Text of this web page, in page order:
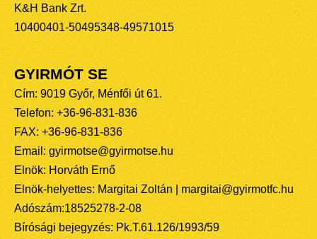
K&H Bank Zrt.
10400401-50495348-49571015
GYIRMÓT SE
Cím: 9019 Győr, Ménfői út 61.
Telefon: +36-96-831-836
FAX: +36-96-831-836
Email: gyirmotse@gyirmotse.hu
Elnök: Horváth Ernő
Elnök-helyettes: Margitai Zoltán | margitai@gyirmotfc.hu
Adószám:18525278-2-08
Bírósági bejegyzés: Pk.T.61.126/1993/59